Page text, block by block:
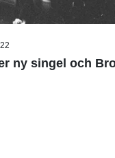
ny singel och